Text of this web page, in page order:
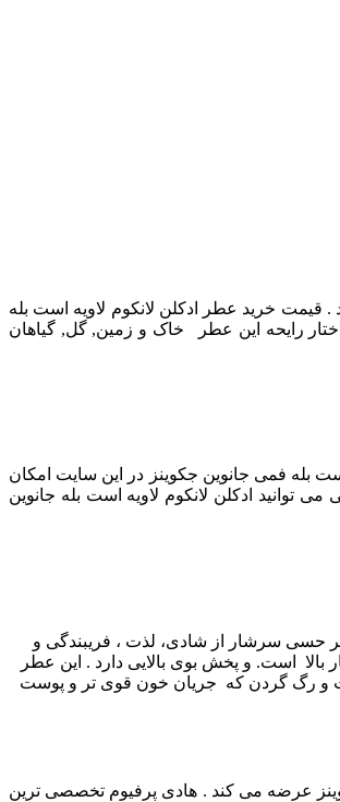
. قیمت خرید عطر ادکلن لانکوم لاویه است بله
رایحه این عطر
خاک و زمین, گل, گیاهان
بله فمی جانوین جکوینز در این سایت امکان
توانید ادکلن لانکوم لاویه است بله جانوین
حسی سرشار از شادی، لذت ، فریبندگی و
بالا است. و پخش بوی بالایی دارد . این عطر
و رگ گردن که جریان خون قوی تر و پوست
عرضه می کند . هادی پرفیوم تخصصی ترین